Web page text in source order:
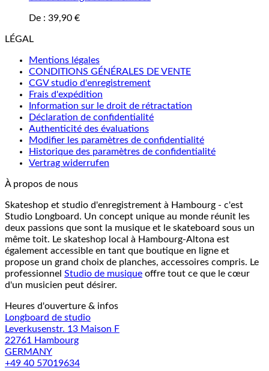
De : 39,90 €
LÉGAL
Mentions légales
CONDITIONS GÉNÉRALES DE VENTE
CGV studio d'enregistrement
Frais d'expédition
Information sur le droit de rétractation
Déclaration de confidentialité
Authenticité des évaluations
Modifier les paramètres de confidentialité
Historique des paramètres de confidentialité
Vertrag widerrufen
À propos de nous
Skateshop et studio d'enregistrement à Hambourg - c'est
Studio Longboard. Un concept unique au monde réunit les
deux passions que sont la musique et le skateboard sous un
même toit. Le skateshop local à Hambourg-Altona est
également accessible en tant que boutique en ligne et
propose un grand choix de planches, accessoires compris. Le
professionnel Studio de musique offre tout ce que le cœur
d'un musicien peut désirer.
Heures d'ouverture & infos
Longboard de studio
Leverkusenstr. 13 Maison F
22761 Hambourg
GERMANY
+49 40 57019634